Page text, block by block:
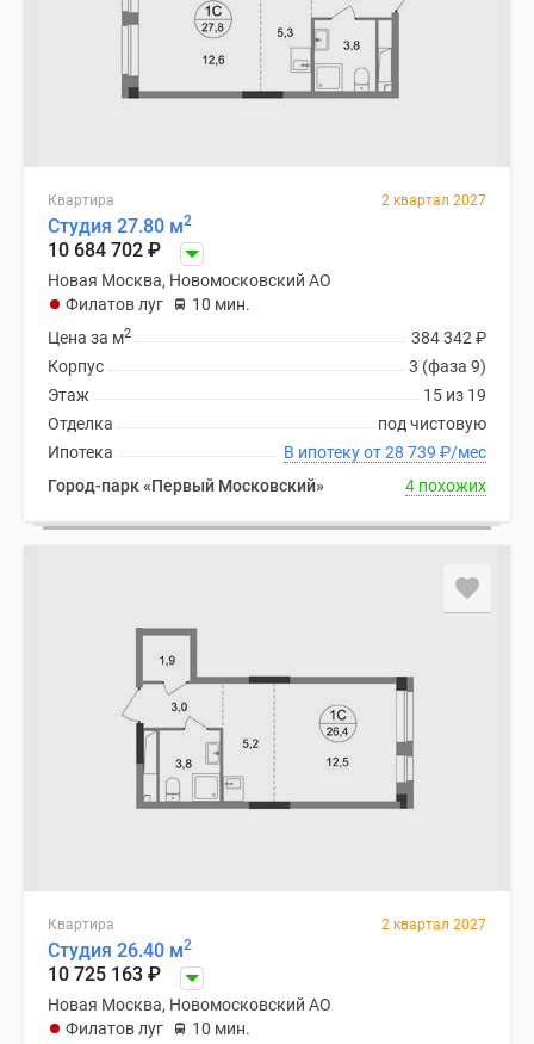
Квартира 2 квартал 2027
Студия 27.80 м2
10 684 702 ₽
Новая Москва, Новомосковский АО
Филатов луг
10 мин.
384 342 ₽
Цена за м2
3 (фаза 9)
Корпус
15 из 19
Этаж
под чистовую
Отделка
В ипотеку от 28 739 ₽/мес
Ипотека
Город-парк «Первый Московский»
4 похожих
Квартира 2 квартал 2027
Студия 26.40 м2
10 725 163 ₽
Новая Москва, Новомосковский АО
Филатов луг
10 мин.